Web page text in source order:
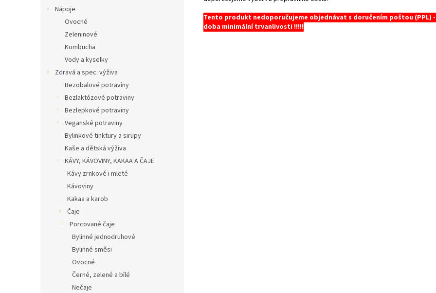
Nápoje
Ovocné
Zeleninové
Kombucha
Vody a kyselky
Zdravá a spec. výživa
Bezobalové potraviny
Bezlaktózové potraviny
Bezlepkové potraviny
Veganské potraviny
Bylinkové tinktury a sirupy
Kaše a dětská výživa
KÁVY, KÁVOVINY, KAKAA A ČAJE
Kávy zrnkové i mleté
Kávoviny
Kakaa a karob
Čaje
Porcované čaje
Bylinné jednodruhové
Bylinné směsi
Ovocné
Černé, zelené a bílé
Nečaje
Tento produkt nedoporučujeme objednávat s doručením poštou (PPL)
doba minimální trvanlivosti !!!!!